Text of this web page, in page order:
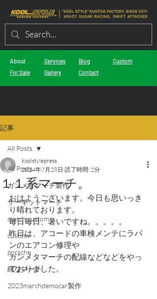
About
For Sale
Services
Gallery
Blog
Contact
Custom
記事
All Posts
ガンメタマーチ製作
サーキットマーチ
march custom
custom
porsche
緑なマーチ
2023marchdemocar製作
All Posts
１１系マーチ。
koolstylepress
2024年7月28日 読了時間: 2分
おはようございます。今日も思いっき
り晴れております。
毎日毎日、暑いですね。。。。。
昨日は、アコードの車検メンテにラパ
ンのエアコン修理や
ガンメタマーチの配線などなどをやっ
ておりました。